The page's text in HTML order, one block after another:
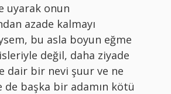
uyarak onun
azade kalmayı
bu asla boyun eğme
değil, daha ziyade
dair bir nevi şuur ve ne
de başka bir adamın kötü